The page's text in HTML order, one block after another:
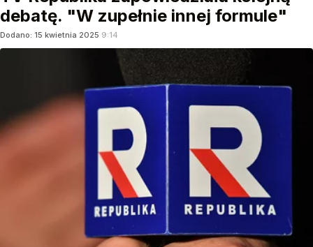
debatę. "W zupełnie innej formule"
Dodano: 15 kwietnia 2025 9:14